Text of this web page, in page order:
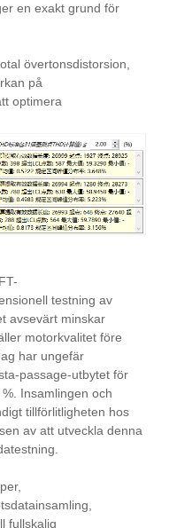
en exakt grund för
övertonsdistorsion,
på
optimera
testning av
avsevärt minskar
motorkvalitet före
har ungefär
passage-utbytet för
Insamlingen och
tillförlitligheten hos
av att utveckla denna
fullskalig